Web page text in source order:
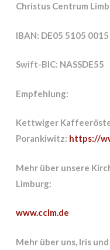
Christus Centrum
IBAN: DE05 5105
Swift-BIC: NASSDE55
Empfehlung:
Kettwiger
Porankiwitz: https://
Mehr über unsere
Limburg:
www.cclm.de
Mehr über uns, Iris